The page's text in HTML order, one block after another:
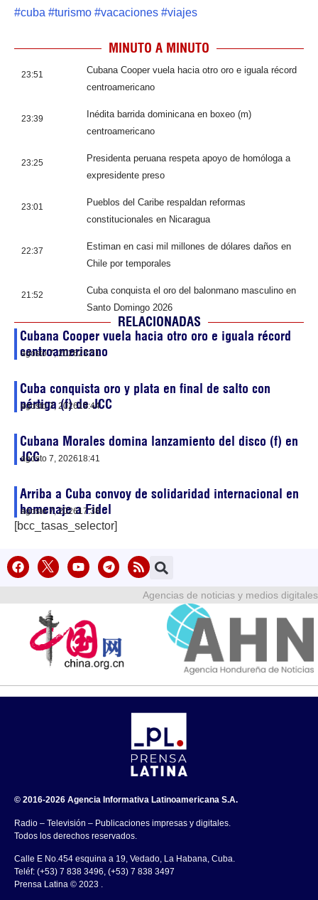
#cuba #turismo #vacaciones #viajes
MINUTO A MINUTO
23:51
Cubana Cooper vuela hacia otro oro e iguala récord
centroamericano
23:39
Inédita barrida dominicana en boxeo (m)
centroamericano
23:25
Presidenta peruana respeta apoyo de homóloga a
expresidente preso
23:01
Pueblos del Caribe respaldan reformas
constitucionales en Nicaragua
22:37
Estiman en casi mil millones de dólares daños en
Chile por temporales
21:52
Cuba conquista el oro del balonmano masculino en
Santo Domingo 2026
RELACIONADAS
Cubana Cooper vuela hacia otro oro e iguala récord
centroamericano
agosto 7, 202623:51
Cuba conquista oro y plata en final de salto con
pértiga (f) de JCC
agosto 7, 202619:44
Cubana Morales domina lanzamiento del disco (f) en
JCC
agosto 7, 202618:41
Arriba a Cuba convoy de solidaridad internacional en
homenaje a Fidel
agosto 7, 202617:38
[bcc_tasas_selector]
Agencias de noticias y medios digitales
© 2016-2026 Agencia Informativa Latinoamericana S.A.
Radio – Televisión – Publicaciones impresas y digitales.
Todos los derechos reservados.
Calle E No.454 esquina a 19, Vedado, La Habana, Cuba.
Teléf: (+53) 7 838 3496, (+53) 7 838 3497
Prensa Latina © 2023 .